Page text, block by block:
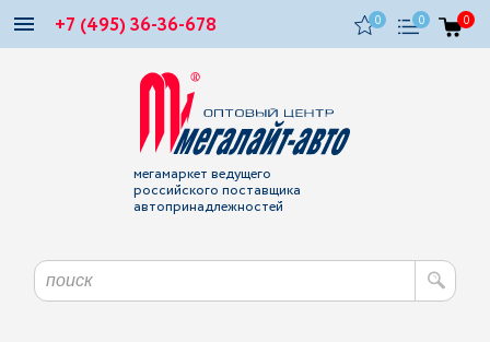
+7 (495) 36-36-678 0 0 0
мегамаркет ведущего
российского поставщика
автопринадлежностей